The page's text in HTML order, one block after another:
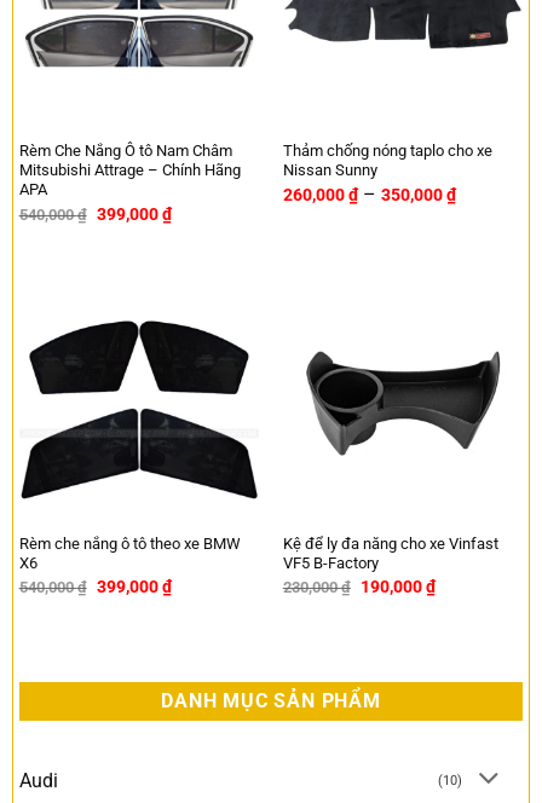
Rèm Che Nắng Ô tô Nam Châm
Mitsubishi Attrage – Chính Hãng
APA
540,000₫ 399,000₫
Thảm chống nóng taplo cho xe
Nissan Sunny
260,000₫ – 350,000₫
Rèm che nắng ô tô theo xe BMW
X6
540,000₫ 399,000₫
Kệ để ly đa năng cho xe Vinfast
VF5 B-Factory
230,000₫ 190,000₫
DANH MỤC SẢN PHẨM
Audi (10)